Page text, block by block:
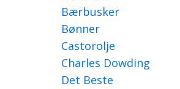
Bærbusker
Bønner
Castorolje
Charles Dowding
Det Beste